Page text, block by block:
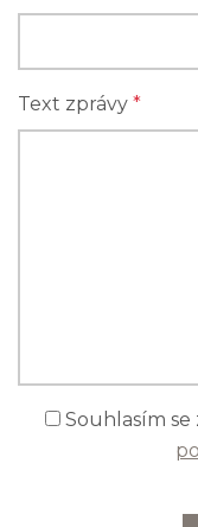
Text zprávy *
Souhlasím se